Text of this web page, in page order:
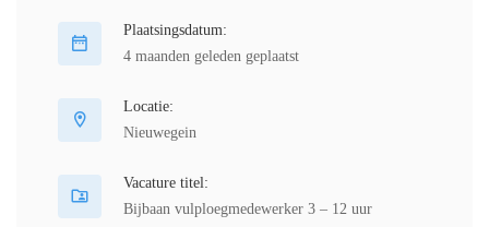
Plaatsingsdatum:
4 maanden geleden geplaatst
Locatie:
Nieuwegein
Vacature titel:
Bijbaan vulploegmedewerker 3 – 12 uur